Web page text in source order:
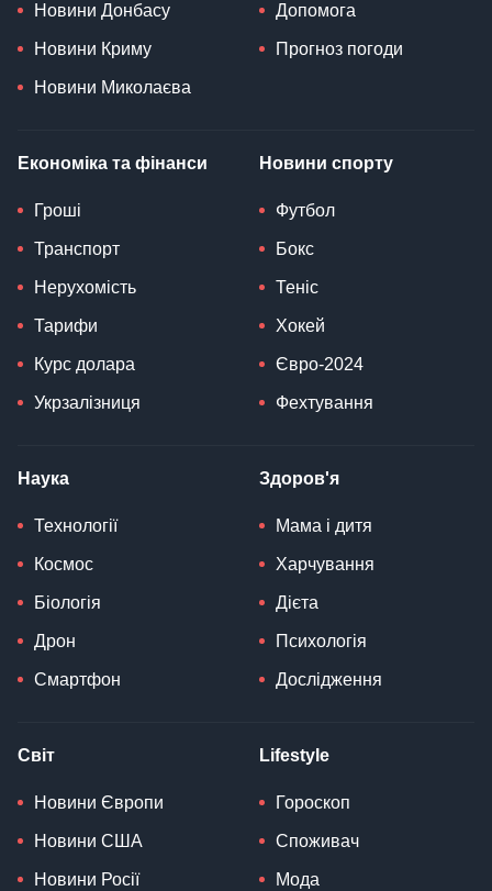
Новини Донбасу
Новини Криму
Новини Миколаєва
Допомога
Прогноз погоди
Економіка та фінанси
Гроші
Транспорт
Нерухомість
Тарифи
Курс долара
Укрзалізниця
Новини спорту
Футбол
Бокс
Теніс
Хокей
Євро-2024
Фехтування
Наука
Технології
Космос
Біологія
Дрон
Смартфон
Здоров'я
Мама і дитя
Харчування
Дієта
Психологія
Дослідження
Світ
Новини Європи
Новини США
Новини Росії
Lifestyle
Гороскоп
Споживач
Мода